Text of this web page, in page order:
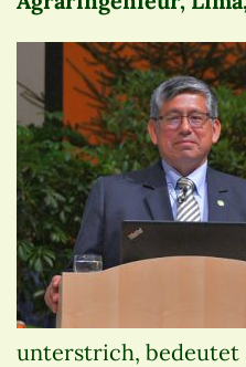
unterstrich, bedeutet